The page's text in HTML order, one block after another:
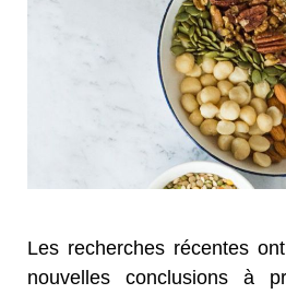
Les recherches récentes
nouvelles conclusions à